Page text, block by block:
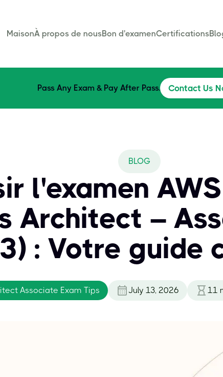
MaisonÀ propos de nousBon d'examenCertifications
Pass Any Exam & Pay After Pass. Contact Us
BLOG
l'examen
Architect –
: Votre guide
Associate Exam Tips July 13, 2026 11